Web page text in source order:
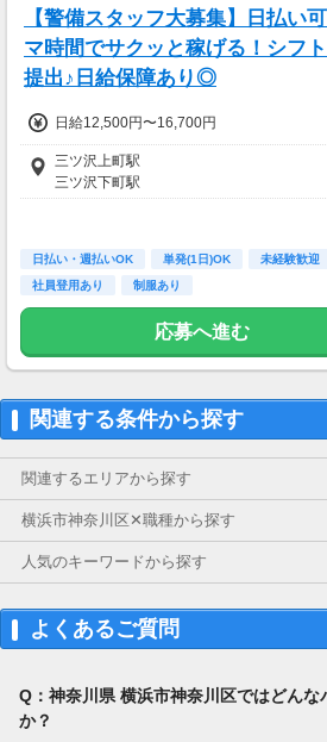
【警備スタッフ大募集】日払い
マ時間でサクッと稼げる！シフ
提出♪日給保障あり◎
日給12,500円〜16,700円
三ツ沢上町駅
三ツ沢下町駅
日払い・週払いOK 単発(1日)OK 未経験歓迎
社員登用あり
制服あり
応募へ進む
関連する条件から探す
関連するエリアから探す
横浜市神奈川区✕職種から探す
人気のキーワードから探す
よくあるご質問
Q：神奈川県 横浜市神奈川区ではどんな
か？